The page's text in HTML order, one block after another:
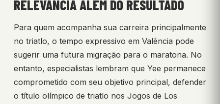
RELEVÂNCIA ALÉM DO RESULTADO
Para quem acompanha sua carreira principalmente
no triatlo, o tempo expressivo em Valência pode
sugerir uma futura migração para o maratona. No
entanto, especialistas lembram que Yee permanece
comprometido com seu objetivo principal, defender
o título olímpico de triatlo nos Jogos de Los